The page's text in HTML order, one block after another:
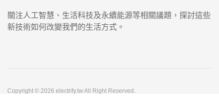
關注人工智慧、生活科技及永續能源等相關議題，探討這些
新技術如何改變我們的生活方式。
Copyright © 2026 electrify.tw All Right Reserved.